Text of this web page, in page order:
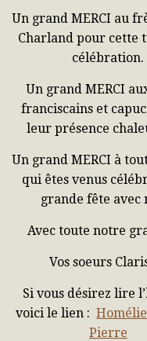
Un grand MERCI au
Charland pour cette
célébration.
Un grand MERCI
franciscains et
leur présence
Un grand MERCI à
qui êtes venus
grande fête avec
Avec toute notre
Vos soeurs
Si vous désirez lire
voici le lien :
Pierre